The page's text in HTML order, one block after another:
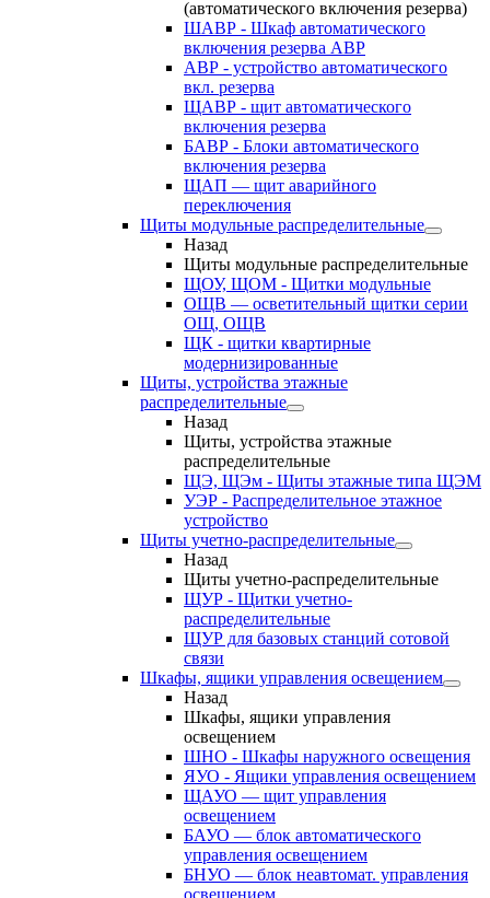
(автоматического включения резерва)
ШАВР - Шкаф автоматического
включения резерва АВР
АВР - устройство автоматического
вкл. резерва
ЩАВР - щит автоматического
включения резерва
БАВР - Блоки автоматического
включения резерва
ЩАП — щит аварийного
переключения
Щиты модульные распределительные
Назад
Щиты модульные распределительные
ЩОУ, ЩОМ - Щитки модульные
ОЩВ — осветительный щитки серии
ОЩ, ОЩВ
ЩК - щитки квартирные
модернизированные
Щиты, устройства этажные
распределительные
Назад
Щиты, устройства этажные
распределительные
ЩЭ, ЩЭм - Щиты этажные типа ЩЭМ
УЭР - Распределительное этажное
устройство
Щиты учетно-распределительные
Назад
Щиты учетно-распределительные
ЩУР - Щитки учетно-
распределительные
ЩУР для базовых станций сотовой
связи
Шкафы, ящики управления освещением
Назад
Шкафы, ящики управления
освещением
ШНО - Шкафы наружного освещения
ЯУО - Ящики управления освещением
ЩАУО — щит управления
освещением
БАУО — блок автоматического
управления освещением
БНУО — блок неавтомат. управления
освещением